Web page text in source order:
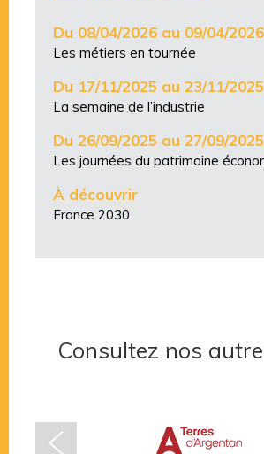
Du 08/04/2026 au 09/04/2026
Les métiers en tournée
Du 17/11/2025 au 23/11/2025
La semaine de l’industrie
Du 26/09/2025 au 27/09/2025
Les journées du patrimoine
À découvrir
France 2030
Consultez nos